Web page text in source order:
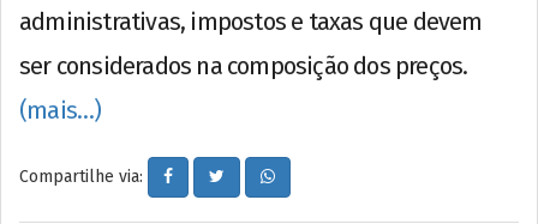
administrativas, impostos e taxas que devem
ser considerados na composição dos preços.
(mais…)
Compartilhe via: